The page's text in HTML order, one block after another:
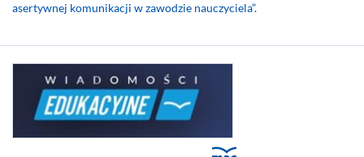
asertywnej komunikacji w zawodzie nauczyciela”.